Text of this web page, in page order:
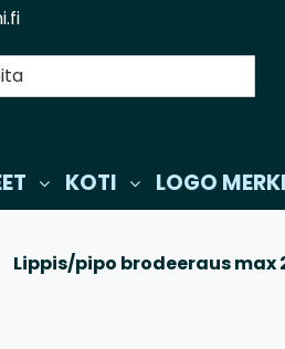
KOTI LOGO
Lippis/pipo brodeeraus max